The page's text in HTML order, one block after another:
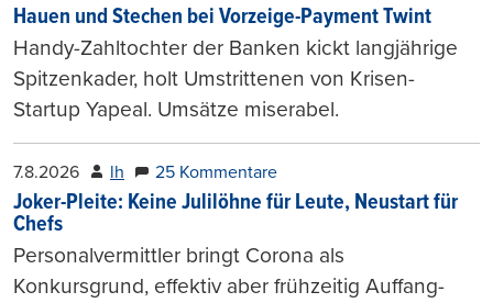
Hauen und Stechen bei Vorzeige-Payment Twint
Handy-Zahltochter der Banken kickt langjährige
Spitzenkader, holt Umstrittenen von Krisen-
Startup Yapeal. Umsätze miserabel.
7.8.2026 lh 25 Kommentare
Joker-Pleite: Keine Julilöhne für Leute, Neustart für
Chefs
Personalvermittler bringt Corona als
Konkursgrund, effektiv aber frühzeitig Auffang-